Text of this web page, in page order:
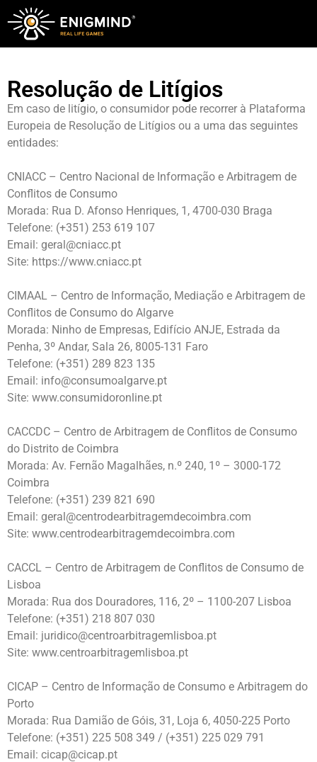
Resolução de Litígios
Em caso de litígio, o consumidor pode recorrer à Plataforma
Europeia de Resolução de Litígios ou a uma das seguintes
entidades:
CNIACC – Centro Nacional de Informação e Arbitragem de
Conflitos de Consumo
Morada: Rua D. Afonso Henriques, 1, 4700-030 Braga
Telefone: (+351) 253 619 107
Email: geral@cniacc.pt
Site: https://www.cniacc.pt
CIMAAL – Centro de Informação, Mediação e Arbitragem de
Conflitos de Consumo do Algarve
Morada: Ninho de Empresas, Edifício ANJE, Estrada da
Penha, 3º Andar, Sala 26, 8005-131 Faro
Telefone: (+351) 289 823 135
Email: info@consumoalgarve.pt
Site: www.consumidoronline.pt
CACCDC – Centro de Arbitragem de Conflitos de Consumo
do Distrito de Coimbra
Morada: Av. Fernão Magalhães, n.º 240, 1º – 3000-172
Coimbra
Telefone: (+351) 239 821 690
Email: geral@centrodearbitragemdecoimbra.com
Site: www.centrodearbitragemdecoimbra.com
CACCL – Centro de Arbitragem de Conflitos de Consumo de
Lisboa
Morada: Rua dos Douradores, 116, 2º – 1100-207 Lisboa
Telefone: (+351) 218 807 030
Email: juridico@centroarbitragemlisboa.pt
Site: www.centroarbitragemlisboa.pt
CICAP – Centro de Informação de Consumo e Arbitragem do
Porto
Morada: Rua Damião de Góis, 31, Loja 6, 4050-225 Porto
Telefone: (+351) 225 508 349 / (+351) 225 029 791
Email: cicap@cicap.pt